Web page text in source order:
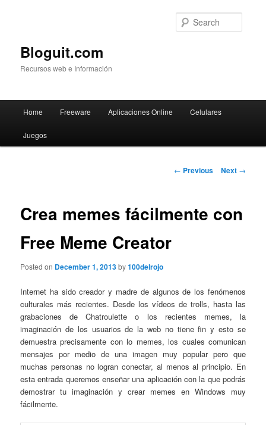
Bloguit.com
Recursos web e Información
Skip
to
Home Freeware Aplicaciones Online Celulares
Juegos
Post
← Previous Next →
Crea memes fácilmente con
Free Meme Creator
Posted on December 1, 2013by100delrojo
Internet ha sido creador y madre de algunos de los fenómenos
culturales más recientes. Desde los vídeos de trolls, hasta las
grabaciones de Chatroulette o los recientes memes, la
imaginación de los usuarios de la web no tiene fin y esto se
demuestra precisamente con lo memes, los cuales comunican
mensajes por medio de una imagen muy popular pero que
muchas personas no logran conectar, al menos al principio. En
esta entrada queremos enseñar una aplicación con la que podrás
demostrar tu imaginación y crear memes en Windows muy
fácilmente.